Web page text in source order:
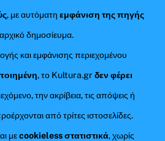
, με αυτόματηεμφάνιση της πηγής
δημοσίευμα.
και εμφάνισης περιεχομένου
, το Kultura.grδεν φέρει
την ακρίβεια, τις απόψεις ή
από τρίτες ιστοσελίδες.
μεcookieless στατιστικά, χωρίς